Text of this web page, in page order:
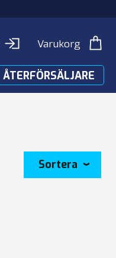
Varukorg
ÅTERFÖRSÄLJARE
Sortera